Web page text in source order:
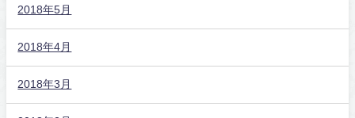
2018年5月
2018年4月
2018年3月